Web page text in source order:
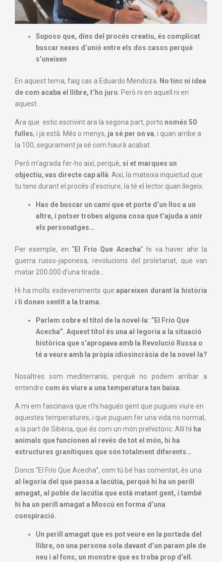
Suposo que, dins del procés creatiu, és complicat
buscar nexes d’unió entre els dos casos perquè
s’uneixen
En aquest tema, faig cas a Eduardo Mendoza.
No tinc ni idea
de com acaba el llibre, t’ho juro . Però ni en aquell ni en
aquest.
Ara que estic escrivint ara la segona part, porto només 50
fulles, i ja està. Més o menys, ja sé per on va, i quan arribe a
la 100, segurament ja sé com haurà acabat.
Però m’agrada fer-ho així, perquè, si et marques un
objectiu, vas directe cap allà . Així, la mateixa inquietud que
tu tens durant el procés d’escriure, la té el lector quan llegeix.
Has de buscar un camí que et porte d’un lloc a un
altre, i potser trobes alguna cosa que t’ajuda a unir
els personatges…
Per exemple, en “El Frío Que Acecha” hi va haver ahir la
guerra russo-japonesa, revolucions del proletariat, que van
matar 200.000 d’una tirada…
Hi ha molts esdeveniments queapareixen durant la història
i li donen sentit a la trama.
Parlem sobre el títol de la novel·la: “El Frío Que
Acecha”. Aquest títol és una al·legoria a la situació
històrica que s’apropava amb la Revolució Russa o
té a veure amb la pròpia idiosincràsia de la novel·la?
Nosaltres som mediterranis, perquè no podem arribar a
entendre com és viure a una temperatura tan baixa.
A mi em fascinava que n’hi hagués gent que pugues viure en
aquestes temperatures, i que puguen fer una vida no normal,
a la part de Sibèria, que és com un món prehistòric. Allí hi ha
animals que funcionen al revés de tot el món, hi ha
estructures granítiques que són totalment diferents…
Doncs “El Frío Que Acecha”, com tú bé has comentat, és una
al·legoria del que passa a Iacútia, perquè hi ha un perill
amagat, al poble de Iacútia que està matant gent, i també
hi ha un perill amagat a Moscú en forma d’una
conspiració.
Un perill amagat que es pot veure en la portada del
llibre, on una persona sola davant d’un param ple de
neu i al fons, un monstre que es troba prop d’ell.